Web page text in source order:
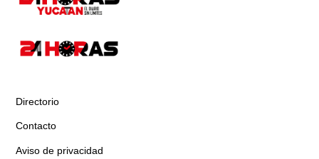
Directorio
Contacto
Aviso de privacidad